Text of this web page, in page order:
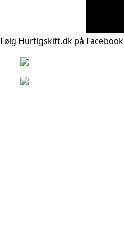
Følg Hurtigskift.dk på Facebook